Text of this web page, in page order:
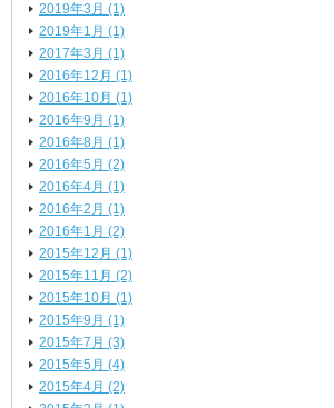
2019年3月 (1)
2019年1月 (1)
2017年3月 (1)
2016年12月 (1)
2016年10月 (1)
2016年9月 (1)
2016年8月 (1)
2016年5月 (2)
2016年4月 (1)
2016年2月 (1)
2016年1月 (2)
2015年12月 (1)
2015年11月 (2)
2015年10月 (1)
2015年9月 (1)
2015年7月 (3)
2015年5月 (4)
2015年4月 (2)